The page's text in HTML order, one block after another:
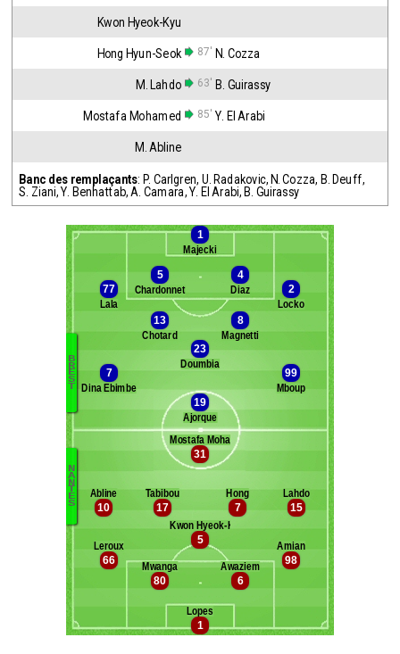
Kwon Hyeok-Kyu
Hong Hyun-Seok 87' N. Cozza
M. Lahdo 63' B. Guirassy
Mostafa Mohamed 85' Y. El Arabi
M. Abline
Banc des remplaçants: P. Carlgren, U. Radakovic, N. Cozza, B. Deuff,
S. Ziani,Y. Benhattab, A. Camara,Y. El Arabi, B. Guirassy